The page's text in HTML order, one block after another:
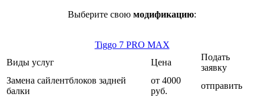
Выберите свою модификацию:
Tiggo 7 PRO MAX
Виды услуг
Цена
Подать
заявку
Замена сайлентблоков задней
балки
от 4000
руб.
отправить